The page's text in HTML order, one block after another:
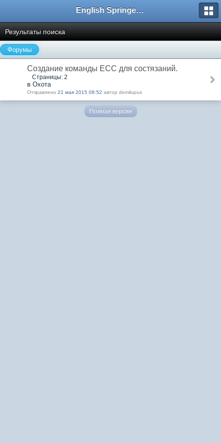
English Springer Spaniel Club
Результаты поиска
Форумы
Создание команды ЕСС для состязаний.
Страницы: 2
в Охота
Отправлено 21 мая 2015 08:52 автор demilupus
Полная версия